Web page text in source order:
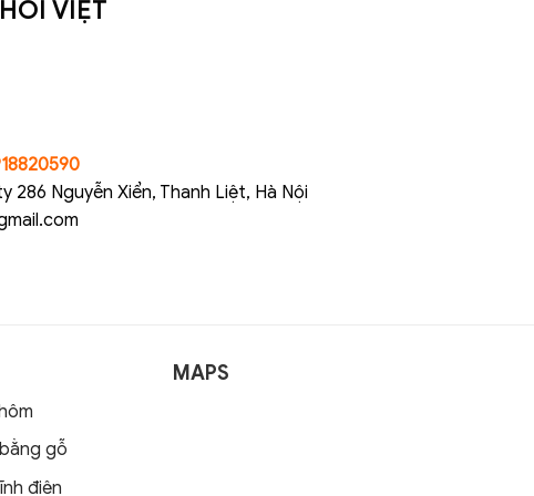
VIỆT
286 Nguyễn Xiển, Thanh Liệt, Hà Nội
gỗ
điện
MAPS